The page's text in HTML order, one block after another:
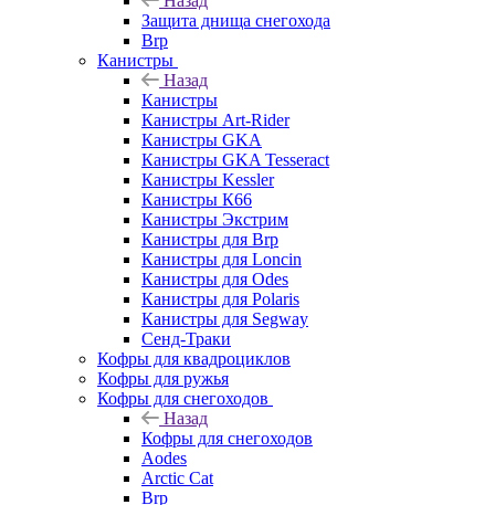
Защита днища снегохода
Brp
Канистры
Назад
Канистры
Канистры Art-Rider
Канистры GKA
Канистры GKA Tesseract
Канистры Kessler
Канистры К66
Канистры Экстрим
Канистры для Brp
Канистры для Loncin
Канистры для Odes
Канистры для Polaris
Канистры для Segway
Сенд-Траки
Кофры для квадроциклов
Кофры для ружья
Кофры для снегоходов
Назад
Кофры для снегоходов
Aodes
Arctic Cat
Brp